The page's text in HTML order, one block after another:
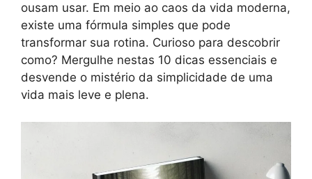
ousam usar. Em meio ao caos da vida moderna,
existe uma fórmula simples que pode
transformar sua rotina. Curioso para descobrir
como? Mergulhe nestas 10 dicas essenciais e
desvende o mistério da simplicidade de uma
vida mais leve e plena.